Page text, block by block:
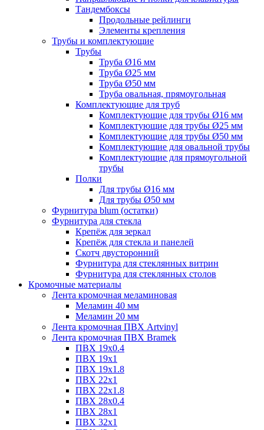
Тандембоксы
Продольные рейлинги
Элементы крепления
Трубы и комплектующие
Трубы
Труба Ø16 мм
Труба Ø25 мм
Труба Ø50 мм
Труба овальная, прямоугольная
Комплектующие для труб
Комплектующие для трубы Ø16 мм
Комплектующие для трубы Ø25 мм
Комплектующие для трубы Ø50 мм
Комплектующие для овальной трубы
Комплектующие для прямоугольной
трубы
Полки
Для трубы Ø16 мм
Для трубы Ø50 мм
Фурнитура blum (остатки)
Фурнитура для стекла
Крепёж для зеркал
Крепёж для стекла и панелей
Скотч двусторонний
Фурнитура для стеклянных витрин
Фурнитура для стеклянных столов
Кромочные материалы
Лента кромочная меламиновая
Меламин 40 мм
Меламин 20 мм
Лента кромочная ПВХ Artvinyl
Лента кромочная ПВХ Bramek
ПВХ 19x0.4
ПВХ 19х1
ПВХ 19х1.8
ПВХ 22х1
ПВХ 22х1.8
ПВХ 28х0.4
ПВХ 28х1
ПВХ 32x1